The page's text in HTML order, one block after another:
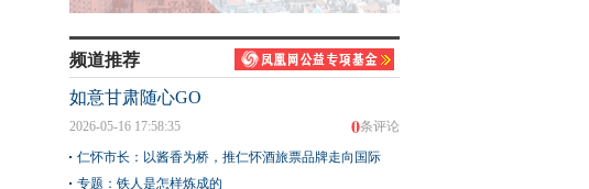
频道推荐
如意甘肃随心GO
0条评论
2026-05-16 17:58:35
仁怀市长：以酱香为桥，推仁怀酒旅票品牌走向国际
专题：铁人是怎样炼成的